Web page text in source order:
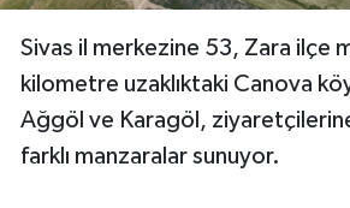
Sivas il merkezine 53, Zara ilçe
kilometre uzaklıktaki Canova
Ağgöl ve Karagöl,
farklı manzaralar sunuyor.